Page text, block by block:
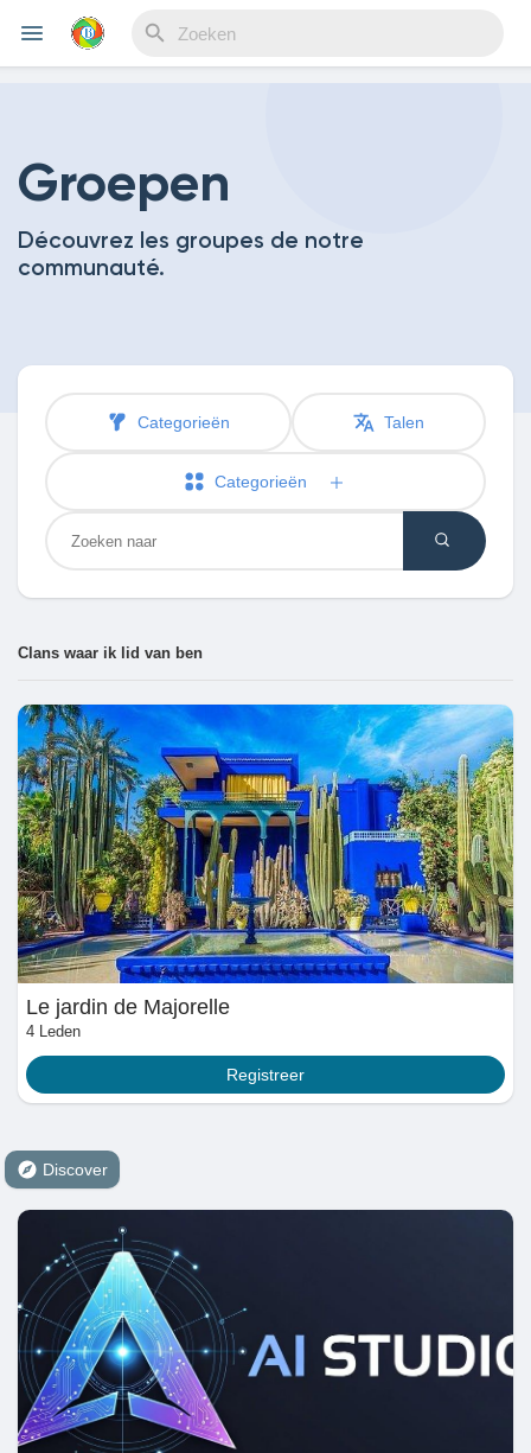
Discover Events
My Products
Discover Groepen
My Groups
Discover Pagina
hield van pagina 's
Popular Posts
Discover Posts
Funding
My Funding
Groepen
Découvrez les groupes de notre
communauté.
Categorieën Talen
Categorieën
Clans waar ik lid van ben
Le jardin de Majorelle
4 Leden
Registreer
Discover